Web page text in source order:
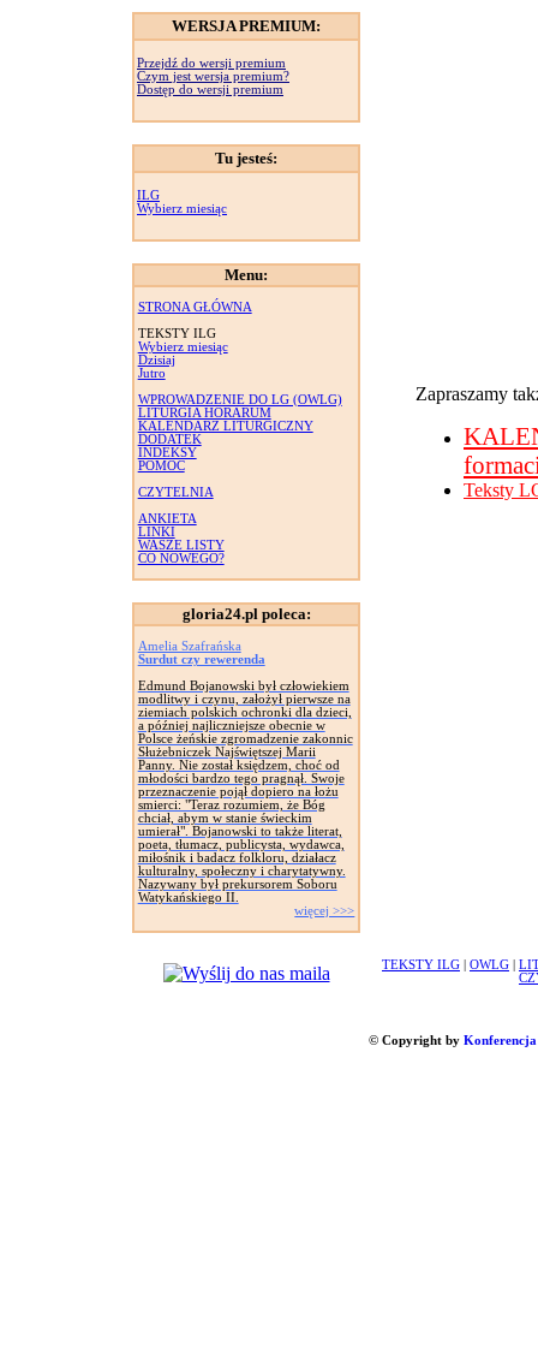
WERSJA PREMIUM:
Przejdź do wersji premium
Czym jest wersja premium?
Dostęp do wersji premium
Tu jesteś:
ILG
Wybierz miesiąc
Menu:
STRONA GŁÓWNA
TEKSTY ILG
Wybierz miesiąc
Dzisiaj
Jutro
WPROWADZENIE DO LG (OWLG)
LITURGIA HORARUM
KALENDARZ LITURGICZNY
DODATEK
INDEKSY
POMOC
CZYTELNIA
ANKIETA
LINKI
WASZE LISTY
CO NOWEGO?
gloria24.pl poleca:
Amelia Szafrańska
Surdut czy rewerenda
Edmund Bojanowski był człowiekiem
modlitwy i czynu, założył pierwsze na
ziemiach polskich ochronki dla dzieci,
a później najliczniejsze obecnie w
Polsce żeńskie zgromadzenie zakonnic
Służebniczek Najświętszej Marii
Panny. Nie został księdzem, choć od
młodości bardzo tego pragnął. Swoje
przeznaczenie pojął dopiero na łożu
smierci: "Teraz rozumiem, że Bóg
chciał, abym w stanie świeckim
umierał". Bojanowski to także literat,
poeta, tłumacz, publicysta, wydawca,
miłośnik i badacz folkloru, działacz
kulturalny, społeczny i charytatywny.
Nazywany był prekursorem Soboru
Watykańskiego II.
więcej >>>
Zapraszamy
Teksty
TEKSTY ILG OWLG
© Copyright by Konferencja